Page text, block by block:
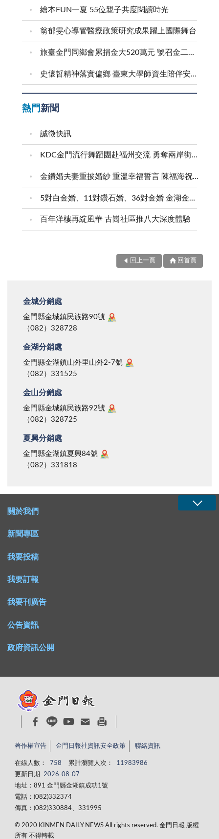
繪本FUN一夏 55位親子共度閱讀時光
翁郁雯心導管醫療政策研究成果躍上國際舞台
旅臺金門同鄉會累捐金大520萬元 號召金二代金三代返鄉求學
史懷哲精神落實偏鄉 臺東大學師資生陪伴安瀾學子成長
熱門新聞
誠徵快訊
KDC金門流行舞蹈團赴福州交流 勇奪兩岸街舞賽三等獎
金鑽婚夫妻重披婚紗 重溫幸福誓言 陳福海祝福牽手半世紀 情深相守成典範
5對白金婚、11對鑽石婚、36對金婚 金湖金沙夫妻共享榮耀時刻 陳福海表揚金鑽婚夫妻 向半世紀相守家庭典範致敬
百年洋樓再綻風華 古崗社區推八大深度體驗
回上一頁 回首頁
金城分銷處
金門縣金城鎮民族路90號
（082）328728
金湖分銷處
金門縣金湖鎮山外里山外2-7號
（082）331525
金山分銷處
金門縣金城鎮民族路92號
（082）328725
夏興分銷處
金門縣金湖鎮夏興84號
（082）331818
關於我們
新聞專區
我要投稿
我要訂報
我要刊廣告
公告資訊
政府資訊公開
著作權宣告 金門日報社資訊安全政策 聯絡資訊
在線人數： 758 累計瀏覽人次：
11983986
更新日期
2026-08-07
地址：891 金門縣金湖鎮成功1號
電話：(082)332374
傳真：(082)330884、331995
© 2020 KINMEN DAILY NEWS All rights reserved. 金門日報 版權
所有 不得轉載